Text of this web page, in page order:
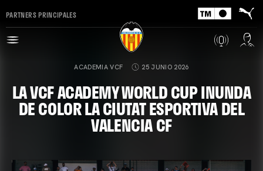
PARTNERS PRINCIPALES
ACADEMIA VCF 25 JUNIO 2026
LA VCF ACADEMY WORLD CUP INUNDA
DE COLOR LA CIUTAT ESPORTIVA DEL
VALENCIA CF